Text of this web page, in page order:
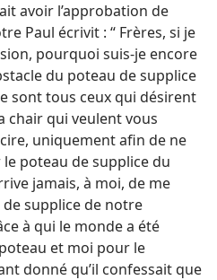
avoir l’approbation de
Paul écrivit : “ Frères, si je
pourquoi suis-je encore
du poteau de supplice
sont tous ceux qui désirent
chair qui veulent vous
uniquement afin de ne
poteau de supplice du
jamais, à moi, de me
supplice de notre
à qui le monde a été
et moi pour le
donné qu’il confessait que